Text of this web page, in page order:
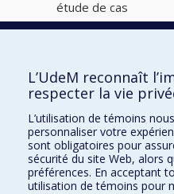
étude de cas
generations
1999
Évolution de
siècles)
1991
Évolution des
Monde, 1960-1989 :
L’UdeM reconnaît
respecter la vie
L’utilisation de témoins
personnaliser votre
sont obligatoires pour
sécurité du site Web, alors
préférences. En acceptant
utilisation de témoins pour